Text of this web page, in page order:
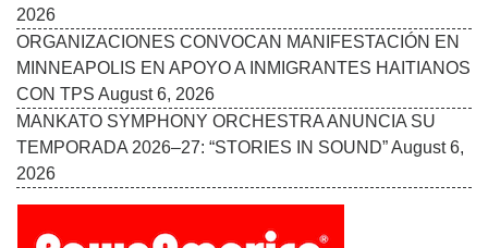
2026
ORGANIZACIONES CONVOCAN MANIFESTACIÓN EN
MINNEAPOLIS EN APOYO A INMIGRANTES HAITIANOS
CON TPS August 6, 2026
MANKATO SYMPHONY ORCHESTRA ANUNCIA SU
TEMPORADA 2026–27: “STORIES IN SOUND”August 6,
2026